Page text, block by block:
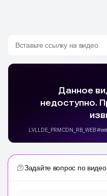
Вставьте ссылку на видео
Задайте вопрос по видео